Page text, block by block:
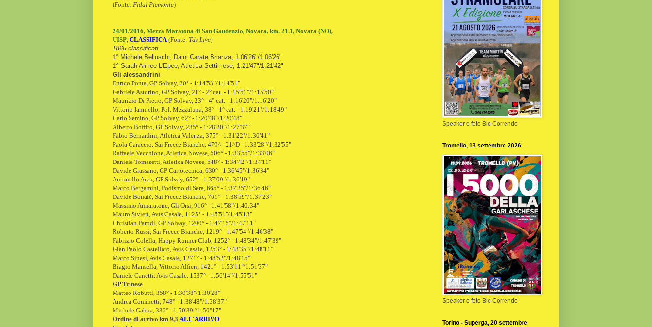
(Fonte: Fidal Piemonte)
24/01/2016, Mezza Maratona di San Gaudenzio, Novara, km. 21.1, Novara (NO),
UISP CLASSIFICA (Fonte: Tds Live)
1865 classificati
1° Michele Belluschi, Daini Carate Brianza, 1:06'26"/1:06'26"
1^ Sarah Aimee L'Epee, Atletica Settimese, 1:21'47"/1:21'42"
Gli alessandrini
Enrico Ponta , GP Solvay, 20° - 1:14'53"/1:14'51"
Gabriele Astorino, GP Solvay, 21° - 2° cat. - 1:15'51"/1:15'50"
Maurizio Di Pietro , GP Solvay, 23° - 4° cat. - 1:16'20"/1:16'20"
Vittorio Ianniello, Pol. Mezzaluna, 38° - 1° cat. - 1:19'21"/1:18'49"
Carlo Semino , GP Solvay, 62° - 1:20'48"/1:20'48"
Alberto Boffito , GP Solvay, 235° - 1:28'20"/1:27'37"
Fabio Bernardini, Atletica Valenza, 375° - 1:31'22"/1:30'41"
Paola Caraccio, Sai Frecce Bianche, 479^ - 21^D - 1:33'28"/1:32'55"
Raffaele Vecchione, Atletica Novese, 506° - 1:33'55"/1:33'06"
Daniele Tomasetti , Atletica Novese, 548° - 1:34'42"/1:34'11"
Davide Grassano, GP Cartotecnica, 630° - 1:36'45"/1:36'34"
Antonello Arzu , GP Solvay, 652° - 1:37'09"/1:36'19"
Marco Bergamini, Podismo di Sera, 665° - 1:37'25"/1:36'46"
Davide Bonafè , Sai Frecce Bianche, 761° - 1:38'59"/1:37'23"
Massimo Annaratone, Gli Orsi, 916° - 1:41'58"/1:40:34"
Mauro Sivieri, Avis Casale, 1125° - 1:45'51"/1:45'13"
Christian Parodi , GP Solvay, 1200° - 1:47'15"/1:47'11"
Roberto Russi, Sai Frecce Bianche, 1219° - 1:47'54"/1:46'38"
Fabrizio Colella, Happy Runner Club, 1252° - 1:48'34"/1:47'39"
Gian Paolo Castellaro, Avis Casale, 1253° - 1:48'35"/1:48'11"
Marco Sinesi, Avis Casale, 1271° - 1:48'52"/1:48'15"
Biagio Mansella, Vittorio Alfieri, 1421° - 1:53'11"/1:51'37"
Daniele Canetti, Avis Casale, 1537° - 1:56'14"/1:55'51"
GP Trinese
Matteo Robutti, 358° - 1:30'38"/1:30'28"
Andrea Cominetti, 748° - 1:38'48"/1:38'37"
Michele Gabba, 336° - 1:50'39"/1:50"17"
Ordine di arrivo km 9,3 ALL'ARRIVO
Speaker e foto Bio Correndo
Tromello, 13 settembre 2026
Speaker e foto Bio Correndo
Torino - Superga, 20 settembre